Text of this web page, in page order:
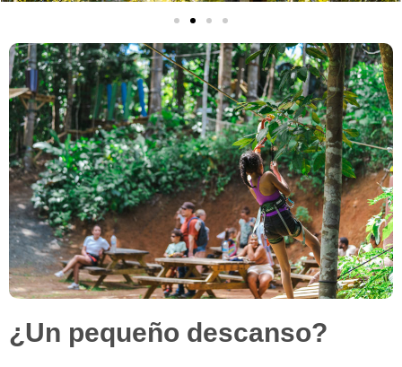
¿Un pequeño descanso?